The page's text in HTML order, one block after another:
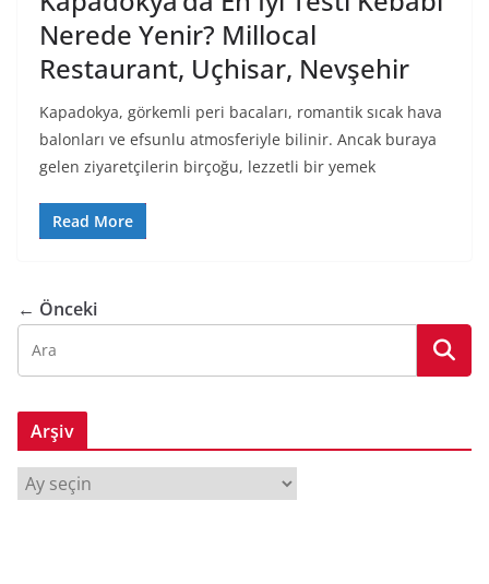
Nerede Yenir? Millocal
Restaurant, Uçhisar, Nevşehir
Kapadokya, görkemli peri bacaları, romantik sıcak hava
balonları ve efsunlu atmosferiyle bilinir. Ancak buraya
gelen ziyaretçilerin birçoğu, lezzetli bir yemek
Read More
← Önceki
Arşiv
r